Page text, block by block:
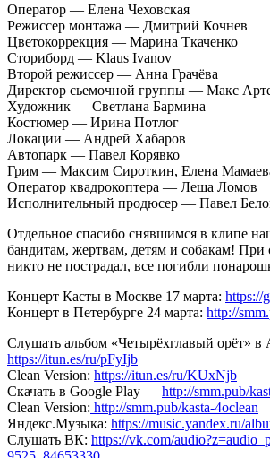
Оператор — Елена Чеховская
Режиссер монтажа — Дмитрий Кочнев
Цветокоррекция — Марина Ткаченко
Сториборд — Klaus Ivanov
Второй режиссер — Анна Грачёва
Директор сьемочной группы — Макс
Художник — Светлана Бармина
Костюмер — Ирина Потлог
Локации — Андрей Хабаров
Автопарк — Павел Корявко
Грим — Максим Сироткин, Елена
Оператор квадрокоптера — Леша Ломов
Исполнительный продюсер — Павел
Отдельное спасибо снявшимся в клипе
бандитам, жертвам, детям и собакам! При
никто не пострадал, все погибли
Концерт Касты в Москве 17 марта: https://
Концерт в Петербурге 24 марта: http://
Слушать альбом «Четырёхглавый орёт» в
https://itun.es/ru/pFyIjb
Clean Version: https://itun.es/ru/KUxNjb
Скачать в Google Play — http://smm.pub/
Clean Version: http://smm.pub/kasta-4oclean
Яндекс.Музыка: https://music.yandex.ru/
Слушать ВК: https://vk.com/